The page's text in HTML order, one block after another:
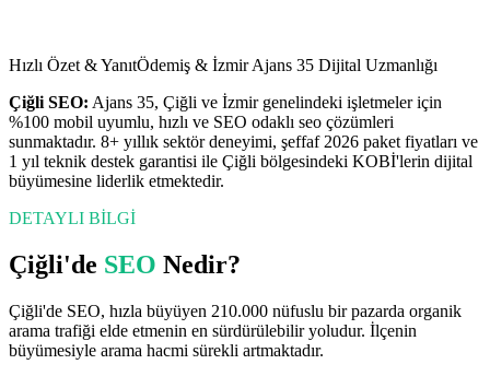
Hızlı Özet & YanıtÖdemiş & İzmir Ajans 35 Dijital Uzmanlığı
Çiğli SEO: Ajans 35, Çiğli ve İzmirgenelindeki işletmeler için
%100 mobil uyumlu, hızlı ve SEO odaklı seo çözümleri
sunmaktadır. 8+ yıllık sektör deneyimi, şeffaf 2026 paket fiyatları ve
1 yıl teknik destek garantisi ile Çiğli bölgesindeki KOBİ'lerin dijital
büyümesine liderlik etmektedir.
DETAYLI BİLGİ
Çiğli'de SEO Nedir?
Çiğli'de SEO, hızla büyüyen 210.000 nüfuslu bir pazarda organik
arama trafiği elde etmenin en sürdürülebilir yoludur. İlçenin
büyümesiyle arama hacmi sürekli artmaktadır.